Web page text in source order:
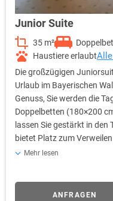
Junior Suite
35 m²
Haustiere erlaubt
Die großzügigen
Urlaub im Bayerischen
Genuss, Sie werden die
Doppelbetten (180×200
lassen Sie gestärkt in den
bietet Platz zum
das Zwieseler Tal und
Waschtisch ausgestattet
beleuchtete Schmink-
Mehr lesen
ANFRAGEN